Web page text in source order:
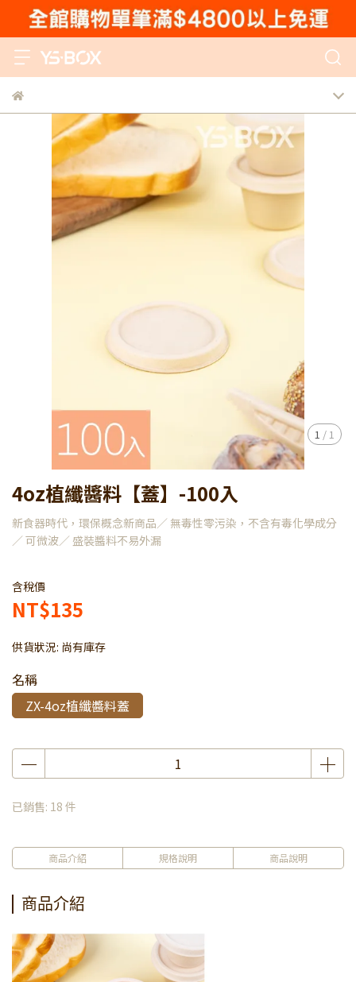
1 / 1
4oz植纖醬料【蓋】-100入
新食器時代，環保概念新商品／ 無毒性零污染，不含有毒化學成分
／ 可微波／ 盛裝醬料不易外漏
含稅價
NT$135
供貨狀況: 尚有庫存
名稱
ZX-4oz植纖醬料蓋
已銷售: 18 件
商品介紹 規格說明 商品說明
商品介紹